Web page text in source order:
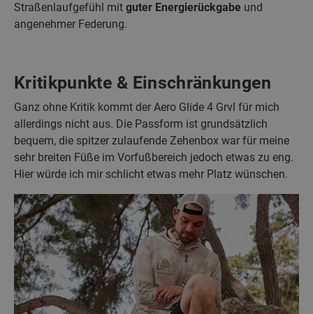
Straßenlaufgefühl mit guter Energierückgabe und
angenehmer Federung.
Kritikpunkte & Einschränkungen
Ganz ohne Kritik kommt der Aero Glide 4 Grvl für mich
allerdings nicht aus. Die Passform ist grundsätzlich
bequem, die spitzer zulaufende Zehenbox war für meine
sehr breiten Füße im Vorfußbereich jedoch etwas zu eng.
Hier würde ich mir schlicht etwas mehr Platz wünschen.